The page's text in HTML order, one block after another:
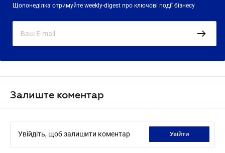
Щопонеділка отримуйте weekly-digest про ключові події бізнесу
Залиште коментар
Увійдіть, щоб залишити коментар увійти